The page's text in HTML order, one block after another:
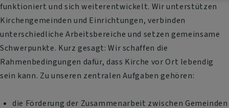
funktioniert und sich weiterentwickelt. Wir unterstützen
Kirchengemeinden und Einrichtungen, verbinden
unterschiedliche Arbeitsbereiche und setzen gemeinsame
Schwerpunkte. Kurz gesagt: Wir schaffen die
Rahmenbedingungen dafür, dass Kirche vor Ort lebendig
sein kann. Zu unseren zentralen Aufgaben gehören:
die Förderung der Zusammenarbeit zwischen Gemeinden